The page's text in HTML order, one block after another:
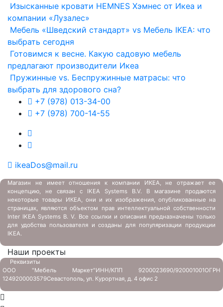
Изысканные кровати HEMNES Хэмнес от Икеа и
компании «Лузалес»
Мебель «Шведский стандарт» vs Мебель IKEA: что
выбрать сегодня
Готовимся к весне. Какую садовую мебель
предлагают производители Икеа
Пружинные vs. Беспружинные матрасы: что
выбрать для здорового сна?
+7 (978) 013-34-00
+7 (978) 700-14-55
ikeaDos@mail.ru
Магазин не имеет отношения к компании ИКЕА, не отражает ее
концепцию, не связан с IKEA Systems B.V. В магазине продаются
некоторые товары ИКЕА, они и их изображения, опубликованные на
страницах, являются объектом прав интеллектуальной собственности
Inter IKEA Systems B. V. Все ссылки и описания предназначены только
для удобства пользователя и созданы для популяризации продукции
IKEA.
Наши проекты
Реквизиты
ООО "Мебель Маркет"ИНН/КПП 9200023690/920001001ОГРН
1249200003579Севастополь, ул. Курортная, д. 4 офис 2